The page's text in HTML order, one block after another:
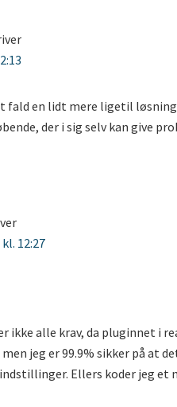
fald en lidt mere ligetil
der i sig selv kan give
12:27
ikke alle krav, da pluginnet i
jeg er 99.9% sikker på at
Ellers koder jeg et